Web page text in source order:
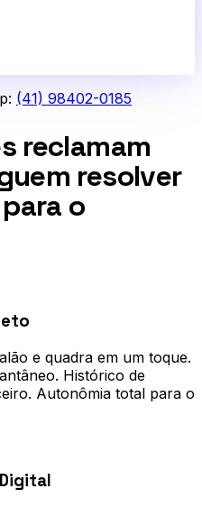
(41) 98402-0185
reclamam
resolver
o
e quadra em um toque.
Histórico de
Autonômia total para o